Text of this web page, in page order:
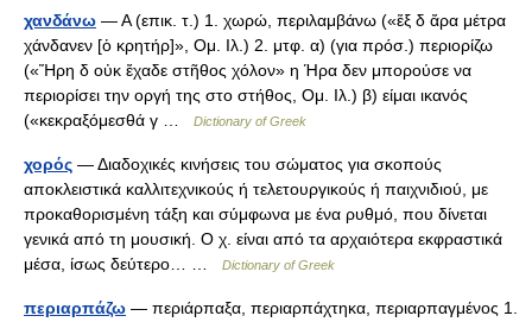
χανδάνω — Α (επικ. τ.) 1. χωρώ, περιλαμβάνω («ἕξ δ ἄρα μέτρα
χάνδανεν [ὁ κρητήρ]», Ομ. Ιλ.) 2. μτφ. α) (για πρόσ.) περιορίζω
(«Ἥρη δ οὐκ ἔχαδε στῆθος χόλον» η Ήρα δεν μπορούσε να
περιορίσει την οργή της στο στήθος, Ομ. Ιλ.) β) είμαι ικανός
(«κεκραξόμεσθά γ …
Dictionary of Greek
χορός — Διαδοχικές κινήσεις του σώματος για σκοπούς
αποκλειστικά καλλιτεχνικούς ή τελετουργικούς ή παιχνιδιού, με
προκαθορισμένη τάξη και σύμφωνα με ένα ρυθμό, που δίνεται
γενικά από τη μουσική. Ο χ. είναι από τα αρχαιότερα εκφραστικά
μέσα, ίσως δεύτερο… …
Dictionary of Greek
περιαρπάζω — περιάρπαξα, περιαρπάχτηκα, περιαρπαγμένος 1.